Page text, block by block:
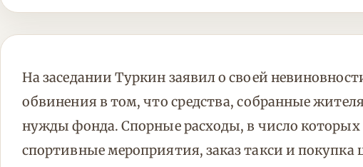
На заседании Туркин заявил о своей
обвинения в том, что средства, собранные
нужды фонда. Спорные расходы, в число которых
спортивные мероприятия, заказ такси и